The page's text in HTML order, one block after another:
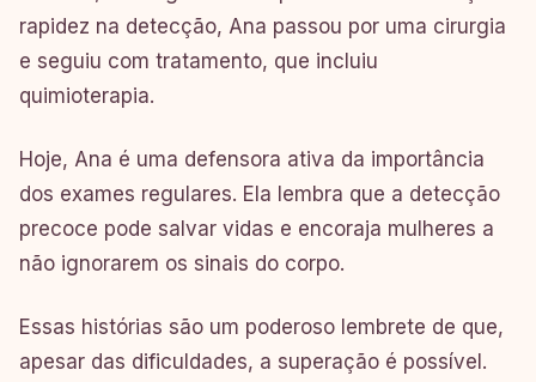
rapidez na detecção, Ana passou por uma cirurgia
e seguiu com tratamento, que incluiu
quimioterapia.
Hoje, Ana é uma defensora ativa da importância
dos exames regulares. Ela lembra que a detecção
precoce pode salvar vidas e encoraja mulheres a
não ignorarem os sinais do corpo.
Essas histórias são um poderoso lembrete de que,
apesar das dificuldades, a superação é possível.